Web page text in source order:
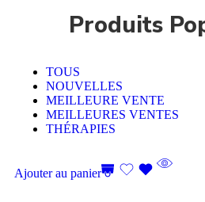
Produits
TOUS
NOUVELLES
MEILLEURE VENTE
MEILLEURES VENTES
THÉRAPIES
Ajouter au panier